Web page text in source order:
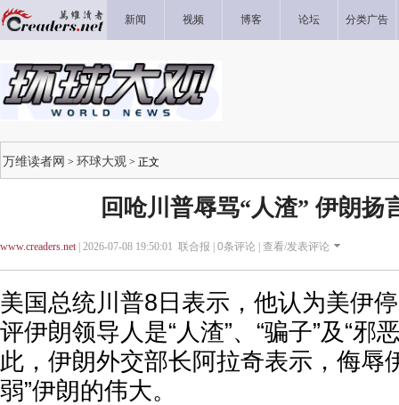
新闻 视频 博客 论坛 分类广告
万维读者网 > 环球大观 > 正文
回呛川普辱骂“人渣” 伊朗扬
www.creaders.net| 2026-07-08 19:50:01 联合报 | 0条评论 | 查看/发表评论
美国总统川普8日表示，他认为美伊
评伊朗领导人是“人渣”、“骗子”及“邪
此，伊朗外交部长阿拉奇表示，侮辱
弱”伊朗的伟大。